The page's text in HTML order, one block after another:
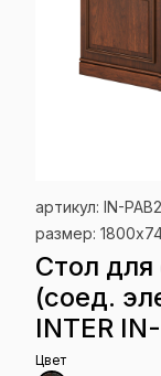
артикул: IN-
размер:
Стол
(соед.
INTER
Цвет